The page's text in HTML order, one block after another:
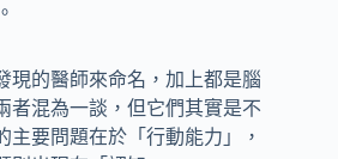
現的醫師來命名，加上都是腦
者混為一談，但它們其實是不
主要問題在於「行動能力」，